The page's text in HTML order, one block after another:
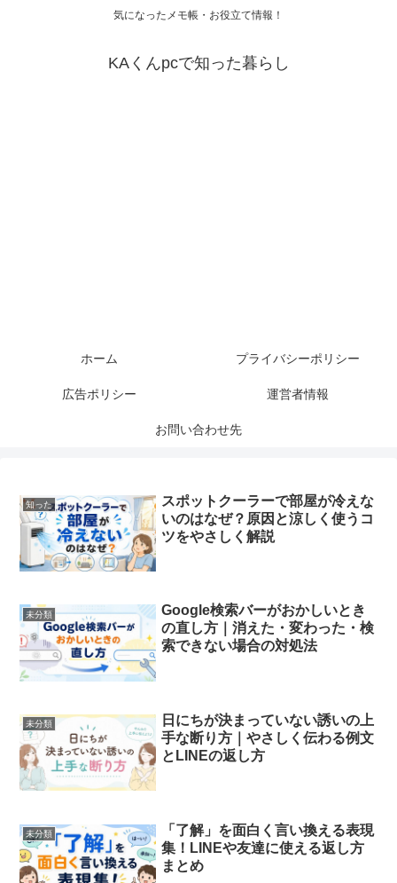
気になったメモ帳・お役立て情報！
KAくんpcで知った暮らし
ホーム プライバシーポリシー
広告ポリシー 運営者情報
お問い合わせ先
知った
スポットクーラーで部屋が冷えな
いのはなぜ？原因と涼しく使うコ
ツをやさしく解説
未分類
Google検索バーがおかしいとき
の直し方｜消えた・変わった・検
索できない場合の対処法
未分類
日にちが決まっていない誘いの上
手な断り方｜やさしく伝わる例文
とLINEの返し方
未分類
「了解」を面白く言い換える表現
集！LINEや友達に使える返し方
まとめ